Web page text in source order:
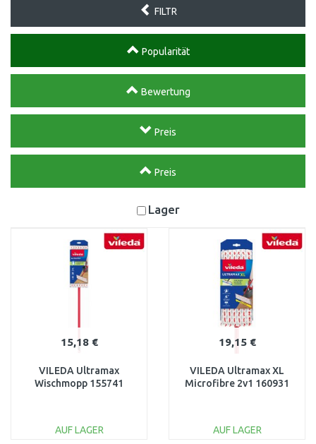
FILTR
Popularität
Bewertung
Preis
Preis
Lager
15,18 €
VILEDA Ultramax
Wischmopp 155741
AUF LAGER
19,15 €
VILEDA Ultramax XL
Microfibre 2v1 160931
AUF LAGER